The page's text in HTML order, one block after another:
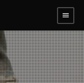
menu